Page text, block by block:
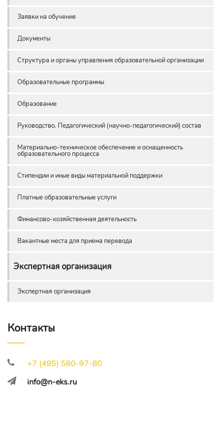
Заявки на обучение
Документы
Структура и органы управления образовательной организации
Образовательные программы
Образование
Руководство. Педагогический (научно-педагогический) состав
Материально-техническое обеспечение и оснащенность
образовательного процесса
Стипендии и иные виды материальной поддержки
Платные образовательные услуги
Финансово-хозяйственная деятельность
Вакантные места для приема перевода
Экспертная организация
Экспертная организация
Контакты
+7 (495) 580-97-80
info@n-eks.ru